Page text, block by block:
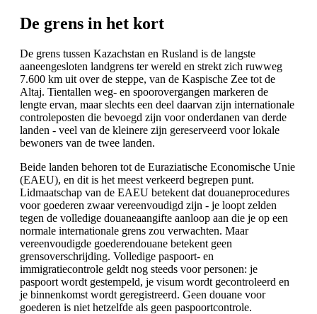
De grens in het kort
De grens tussen Kazachstan en Rusland is de langste
aaneengesloten landgrens ter wereld en strekt zich ruwweg
7.600 km uit over de steppe, van de Kaspische Zee tot de
Altaj. Tientallen weg- en spoorovergangen markeren de
lengte ervan, maar slechts een deel daarvan zijn internationale
controleposten die bevoegd zijn voor onderdanen van derde
landen - veel van de kleinere zijn gereserveerd voor lokale
bewoners van de twee landen.
Beide landen behoren tot de Euraziatische Economische Unie
(EAEU), en dit is het meest verkeerd begrepen punt.
Lidmaatschap van de EAEU betekent dat douaneprocedures
voor goederen zwaar vereenvoudigd zijn - je loopt zelden
tegen de volledige douaneaangifte aanloop aan die je op een
normale internationale grens zou verwachten. Maar
vereenvoudigde goederendouane betekent geen
grensoverschrijding. Volledige paspoort- en
immigratiecontrole geldt nog steeds voor personen: je
paspoort wordt gestempeld, je visum wordt gecontroleerd en
je binnenkomst wordt geregistreerd. Geen douane voor
goederen is niet hetzelfde als geen paspoortcontrole.